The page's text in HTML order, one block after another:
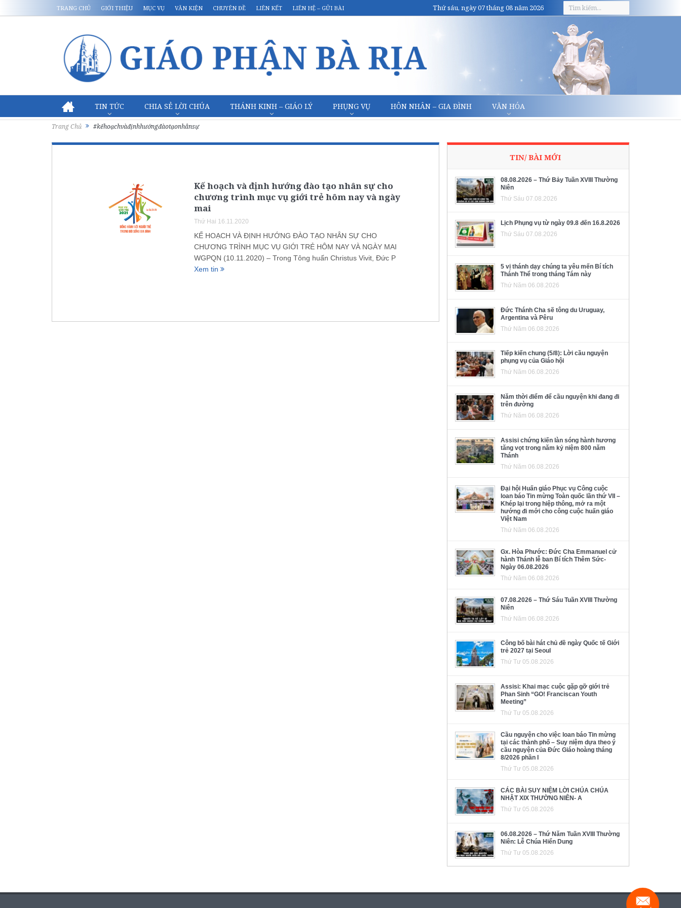
TRANG CHỦ GIỚI THIỆU MỤC VỤ VĂN KIỆN CHUYÊN ĐỀ LIÊN KẾT LIÊN HỆ – GỬI BÀI Thứ sáu, ngày 07 tháng 08 năm 2026
TIN TỨC CHIA SẺ LỜI CHÚA THÁNH KINH – GIÁO LÝ PHỤNG VỤ HÔN NHÂN – GIA ĐÌNH VĂN HÓA
Trang Chủ #kếhoạchvàđịnhhướngđàotạonhânsự
Kế hoạch và định hướng đào tạo nhân sự cho
chương trình mục vụ giới trẻ hôm nay và ngày
mai
Thứ Hai 16.11.2020
KẾ HOẠCH VÀ ĐỊNH HƯỚNG ĐÀO TẠO NHÂN SỰ CHO
CHƯƠNG TRÌNH MỤC VỤ GIỚI TRẺ HÔM NAY VÀ NGÀY MAI
WGPQN (10.11.2020) – Trong Tông huấn Christus Vivit, Đức P
Xem tin
TIN/ BÀI MỚI
08.08.2026 – Thứ Bảy Tuần XVIII Thường
Niên
Thứ Sáu 07.08.2026
Lịch Phụng vụ từ ngày 09.8 đến 16.8.2026
Thứ Sáu 07.08.2026
5 vị thánh dạy chúng ta yêu mến Bí tích
Thánh Thể trong tháng Tám này
Thứ Năm 06.08.2026
Đức Thánh Cha sẽ tông du Uruguay,
Argentina và Pêru
Thứ Năm 06.08.2026
Tiếp kiến chung (5/8): Lời cầu nguyện
phụng vụ của Giáo hội
Thứ Năm 06.08.2026
Năm thời điểm để cầu nguyện khi đang đi
trên đường
Thứ Năm 06.08.2026
Assisi chứng kiến làn sóng hành hương
tăng vọt trong năm kỷ niệm 800 năm
Thánh
Thứ Năm 06.08.2026
Đại hội Huấn giáo Phục vụ Công cuộc
loan báo Tin mừng Toàn quốc lần thứ VII –
Khép lại trong hiệp thông, mở ra một
hướng đi mới cho công cuộc huấn giáo
Việt Nam
Thứ Năm 06.08.2026
Gx. Hòa Phước: Đức Cha Emmanuel cử
hành Thánh lễ ban Bí tích Thêm Sức-
Ngày 06.08.2026
Thứ Năm 06.08.2026
07.08.2026 – Thứ Sáu Tuần XVIII Thường
Niên
Thứ Năm 06.08.2026
Công bố bài hát chủ đề ngày Quốc tế Giới
trẻ 2027 tại Seoul
Thứ Tư 05.08.2026
Assisi: Khai mạc cuộc gặp gỡ giới trẻ
Phan Sinh “GO! Franciscan Youth
Meeting”
Thứ Tư 05.08.2026
Cầu nguyện cho việc loan báo Tin mừng
tại các thành phố – Suy niệm dựa theo ý
cầu nguyện của Đức Giáo hoàng tháng
8/2026 phần I
Thứ Tư 05.08.2026
CÁC BÀI SUY NIỆM LỜI CHÚA CHÚA
NHẬT XIX THƯỜNG NIÊN- A
Thứ Tư 05.08.2026
06.08.2026 – Thứ Năm Tuần XVIII Thường
Niên: Lễ Chúa Hiển Dung
Thứ Tư 05.08.2026